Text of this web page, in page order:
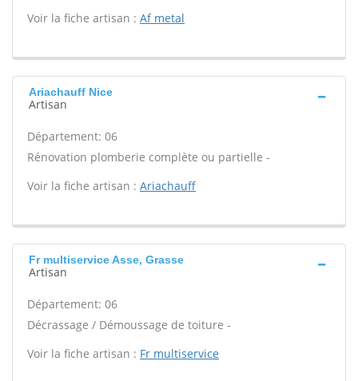
Voir la fiche artisan : Af metal
Ariachauff Nice
Artisan
Département: 06
Rénovation plomberie complète ou partielle -
Voir la fiche artisan : Ariachauff
Fr multiservice Asse, Grasse
Artisan
Département: 06
Décrassage / Démoussage de toiture -
Voir la fiche artisan : Fr multiservice